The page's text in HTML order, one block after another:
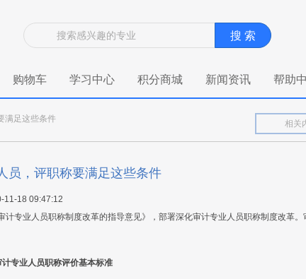
搜 索
购物车 学习中心 积分商城 新闻资讯 帮助
满足这些条件
员，评职称要满足这些条件
11-18 09:47:12
专业人员职称制度改革的指导意见》，部署深化审计专业人员职称制度改革。
计专业人员职称评价基本标准